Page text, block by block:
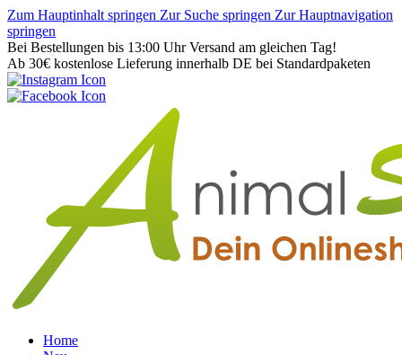
Zum Hauptinhalt springen Zur Suche springen Zur Hauptnavigation
springen
Bei Bestellungen bis 13:00 Uhr Versand am gleichen Tag!
Ab 30€ kostenlose Lieferung innerhalb DE bei Standardpaketen
Home